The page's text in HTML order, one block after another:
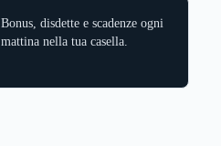
Bonus, disdette e scadenze ogni
mattina nella tua casella.